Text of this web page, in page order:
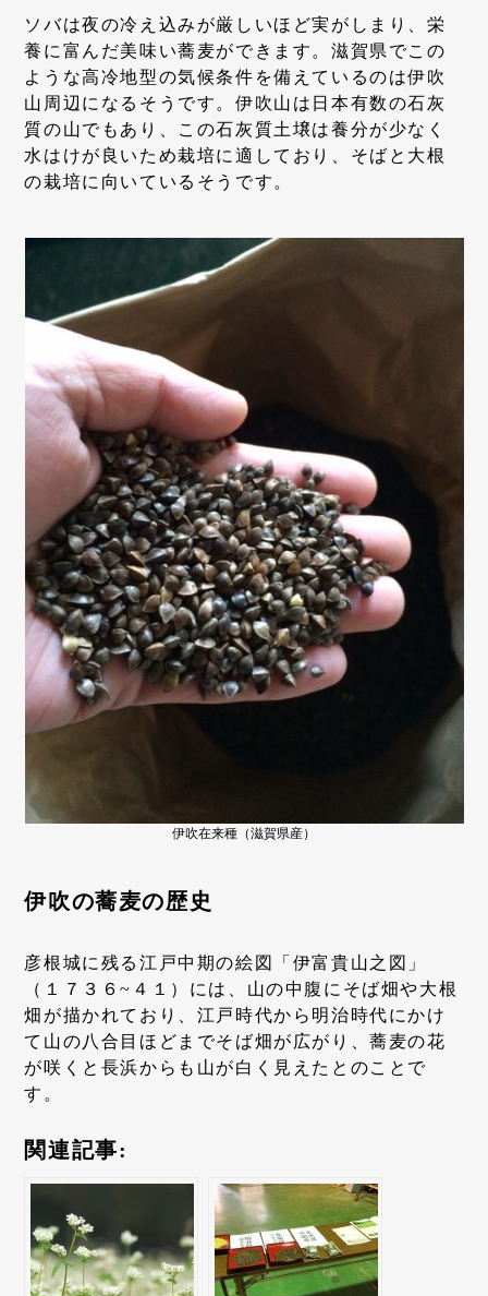
ソバは夜の冷え込みが厳しいほど実がしまり、栄
養に富んだ美味い蕎麦ができます。滋賀県でこの
ような高冷地型の気候条件を備えているのは伊吹
山周辺になるそうです。伊吹山は日本有数の石灰
質の山でもあり、この石灰質土壌は養分が少なく
水はけが良いため栽培に適しており、そばと大根
の栽培に向いているそうです。
伊吹在来種（滋賀県産）
伊吹の蕎麦の歴史
彦根城に残る江戸中期の絵図「伊富貴山之図」
（１７３６~４１）には、山の中腹にそば畑や大根
畑が描かれており、江戸時代から明治時代にかけ
て山の八合目ほどまでそば畑が広がり、蕎麦の花
が咲くと長浜からも山が白く見えたとのことで
す。
関連記事: